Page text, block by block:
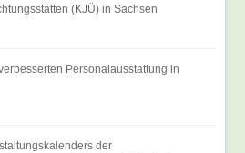
(KJÜ) in Sachsen
Personalausstattung in
der